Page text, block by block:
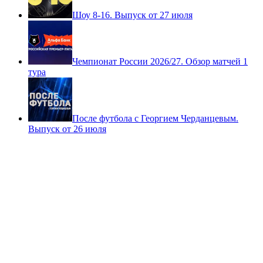
Шоу 8-16. Выпуск от 27 июля
Чемпионат России 2026/27. Обзор матчей 1
тура
После футбола с Георгием Черданцевым.
Выпуск от 26 июля